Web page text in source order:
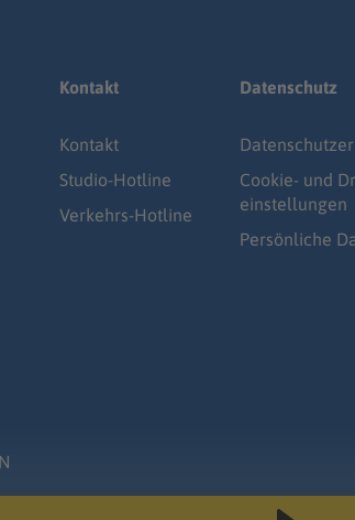
Kontakt
Kontakt
Studio-Hotline
Verkehrs-Hotline
Datenschutz
Cookie- und
einstellungen
Persönliche